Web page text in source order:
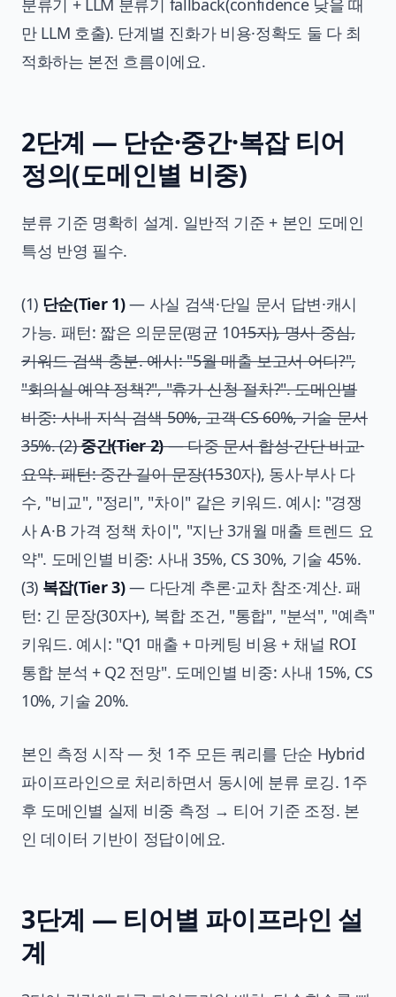
분류기 + LLM 분류기 fallback(confidence 낮을 때
만 LLM 호출). 단계별 진화가 비용·정확도 둘 다 최
적화하는 본전 흐름이에요.
2단계 — 단순·중간·복잡 티어
정의(도메인별 비중)
분류 기준 명확히 설계. 일반적 기준 + 본인 도메인
특성 반영 필수.
(1) 단순(Tier 1)— 사실 검색·단일 문서 답변·캐시
가능. 패턴: 짧은 의문문(평균 1015자), 명사 중심,
키워드 검색 충분. 예시: "5월 매출 보고서 어디?",
"회의실 예약 정책?", "휴가 신청 절차?". 도메인별
비중: 사내 지식 검색 50%, 고객 CS 60%, 기술 문서
35%. (2)중간(Tier 2)— 다중 문서 합성·간단 비교·
요약. 패턴: 중간 길이 문장(1530자), 동사·부사 다
수, "비교", "정리", "차이" 같은 키워드. 예시: "경쟁
사 A·B 가격 정책 차이", "지난 3개월 매출 트렌드 요
약". 도메인별 비중: 사내 35%, CS 30%, 기술 45%.
(3) 복잡(Tier 3)— 다단계 추론·교차 참조·계산. 패
턴: 긴 문장(30자+), 복합 조건, "통합", "분석", "예측"
키워드. 예시: "Q1 매출 + 마케팅 비용 + 채널 ROI
통합 분석 + Q2 전망". 도메인별 비중: 사내 15%, CS
10%, 기술 20%.
본인 측정 시작 — 첫 1주 모든 쿼리를 단순 Hybrid
파이프라인으로 처리하면서 동시에 분류 로깅. 1주
후 도메인별 실제 비중 측정 → 티어 기준 조정. 본
인 데이터 기반이 정답이에요.
3단계 — 티어별 파이프라인 설
계